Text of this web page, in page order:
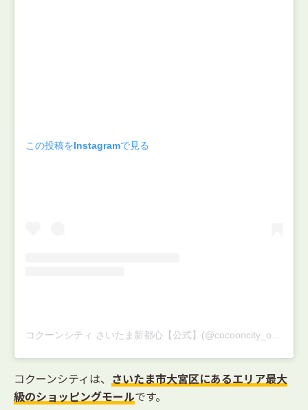
この投稿をInstagramで見る
コクーンシティは、 さいたま市大宮区にあるエリア最大
級のショッピングモールです。